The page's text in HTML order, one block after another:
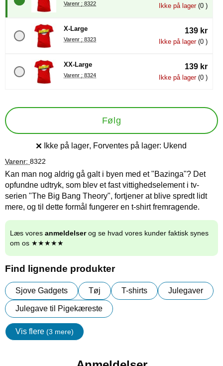
Varenr : 8322 Ikke på lager(0 )
X-Large
Varenr : 8323
139 kr
Ikke på lager(0 )
XX-Large
Varenr : 8324
139 kr
Ikke på lager(0 )
Følg
Produkttilgængelighed:
Ikke på lager, Forventes på lager: Ukend
Varenr: 8322
Kan man nog aldrig gå galt i byen med et "Bazinga"? Det
opfundne udtryk, som blev et fast vittighedselement i tv-
serien "The Big Bang Theory", fortjener at blive spredt lidt
mere, og til dette formål fungerer en t-shirt fremragende.
Læs vores anmeldelserog se hvad vores kunder faktisk synes
om os ★★★★★
Find lignende produkter
Sjove Gadgets Tøj T-shirts Julegaver
Julegave til Pigekæreste
Vis flere (3 mere)
Egenskaper